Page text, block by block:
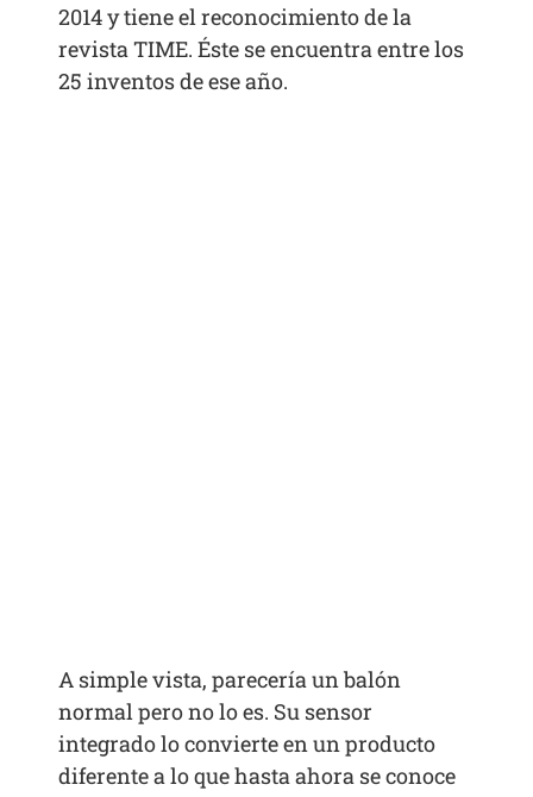
2014 y tiene el reconocimiento de la
revista TIME. Éste se encuentra entre los
25 inventos de ese año.
A simple vista, parecería un balón
normal pero no lo es. Su sensor
integrado lo convierte en un producto
diferente a lo que hasta ahora se conoce